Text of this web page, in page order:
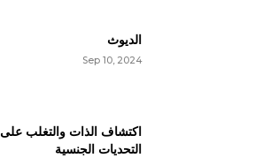
الديوث
Sep 10, 2024
اكتشاف الذات والتغلب على
التحديات الجنسية